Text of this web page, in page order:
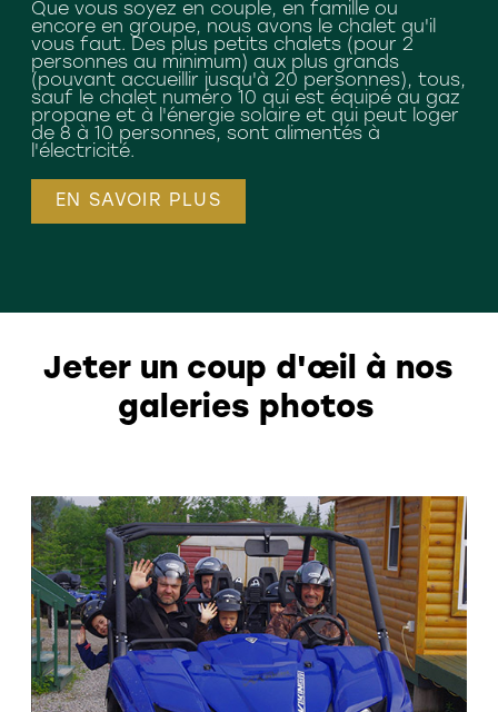
Que vous soyez en couple, en famille ou
encore en groupe, nous avons le chalet qu'il
vous faut. Des plus petits chalets (pour 2
personnes au minimum) aux plus grands
(pouvant accueillir jusqu'à 20 personnes), tous,
sauf le chalet numéro 10 qui est équipé au gaz
propane et à l'énergie solaire et qui peut loger
de 8 à 10 personnes, sont alimentés à
l'électricité.
EN SAVOIR PLUS
Jeter un coup d'œil à nos
galeries photos